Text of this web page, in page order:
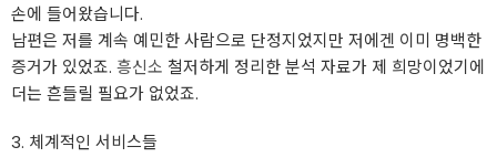
손에 들어왔습니다.
남편은 저를 계속 예민한 사람으로 단정지었지만 저에겐 이미 명백한
증거가 있었죠. 흥신소 철저하게 정리한 분석 자료가 제 희망이었기에
더는 흔들릴 필요가 없었죠.
3. 체계적인 서비스들